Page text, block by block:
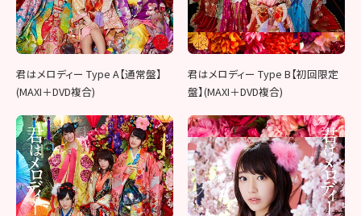
君はメロディー Type A【通常盤】
(MAXI＋DVD複合)
君はメロディー Type B【初回限定
盤】(MAXI＋DVD複合)